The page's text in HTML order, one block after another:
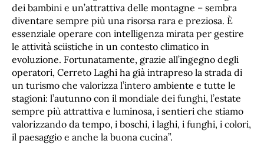
dei bambini e un’attrattiva delle montagne – sembra
diventare sempre più una risorsa rara e preziosa. È
essenziale operare con intelligenza mirata per gestire
le attività sciistiche in un contesto climatico in
evoluzione. Fortunatamente, grazie all’ingegno degli
operatori, Cerreto Laghi ha già intrapreso la strada di
un turismo che valorizza l’intero ambiente e tutte le
stagioni: l’autunno con il mondiale dei funghi, l’estate
sempre più attrattiva e luminosa, i sentieri che stiamo
valorizzando da tempo, i boschi, i laghi, i funghi, i colori,
il paesaggio e anche la buona cucina”.